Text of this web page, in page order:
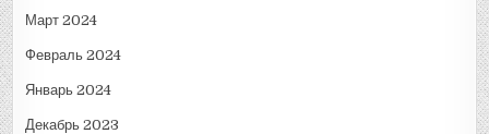
Март 2024
Февраль 2024
Январь 2024
Декабрь 2023